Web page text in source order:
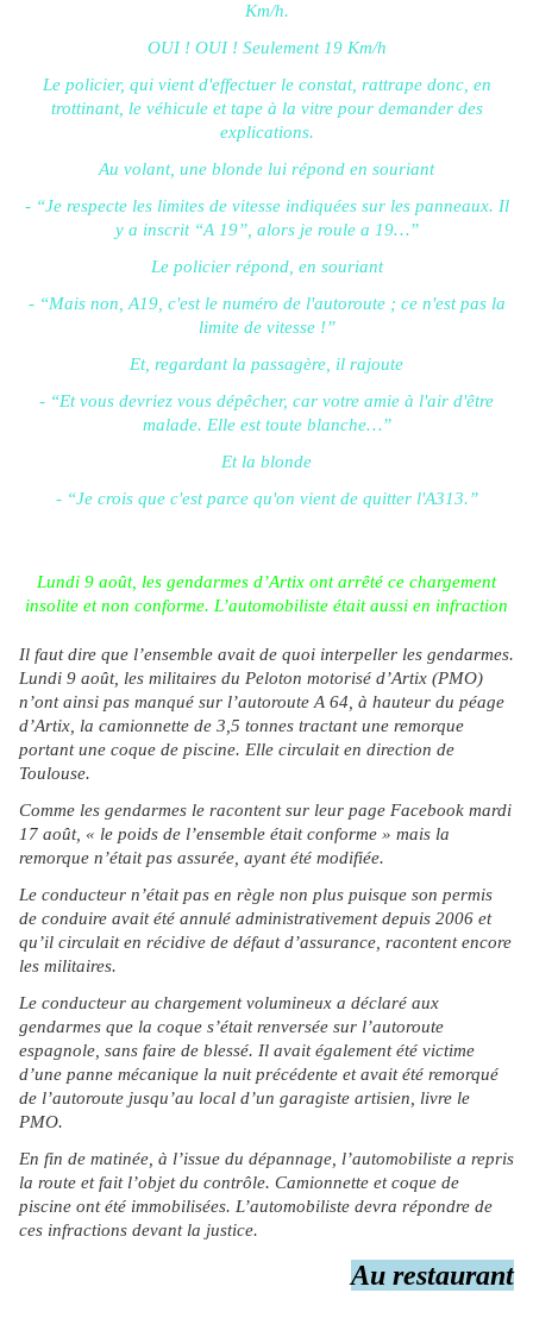
Km/h.
OUI ! OUI ! Seulement 19 Km/h
Le policier, qui vient d'effectuer le constat, rattrape donc, en
trottinant, le véhicule et tape à la vitre pour demander des
explications.
Au volant, une blonde lui répond en souriant
- “Je respecte les limites de vitesse indiquées sur les panneaux. Il
y a inscrit “A 19”, alors je roule a 19…”
Le policier répond, en souriant
- “Mais non, A19, c'est le numéro de l'autoroute ; ce n'est pas la
limite de vitesse !”
Et, regardant la passagère, il rajoute
- “Et vous devriez vous dépêcher, car votre amie à l'air d'être
malade. Elle est toute blanche…”
Et la blonde
- “Je crois que c'est parce qu'on vient de quitter l'A313.”
Lundi 9 août, les gendarmes d’Artix ont arrêté ce chargement
insolite et non conforme. L’automobiliste était aussi en infraction
Il faut dire que l’ensemble avait de quoi interpeller les gendarmes.
Lundi 9 août, les militaires du Peloton motorisé d’Artix (PMO)
n’ont ainsi pas manqué sur l’autoroute A 64, à hauteur du péage
d’Artix, la camionnette de 3,5 tonnes tractant une remorque
portant une coque de piscine. Elle circulait en direction de
Toulouse.
Comme les gendarmes le racontent sur leur page Facebook mardi
17 août, « le poids de l’ensemble était conforme » mais la
remorque n’était pas assurée, ayant été modifiée.
Le conducteur n’était pas en règle non plus puisque son permis
de conduire avait été annulé administrativement depuis 2006 et
qu’il circulait en récidive de défaut d’assurance, racontent encore
les militaires.
Le conducteur au chargement volumineux a déclaré aux
gendarmes que la coque s’était renversée sur l’autoroute
espagnole, sans faire de blessé. Il avait également été victime
d’une panne mécanique la nuit précédente et avait été remorqué
de l’autoroute jusqu’au local d’un garagiste artisien, livre le
PMO.
En fin de matinée, à l’issue du dépannage, l’automobiliste a repris
la route et fait l’objet du contrôle. Camionnette et coque de
piscine ont été immobilisées. L’automobiliste devra répondre de
ces infractions devant la justice.
​​​​​​​Au restaurant